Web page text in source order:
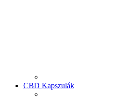
CBD Kapszulák